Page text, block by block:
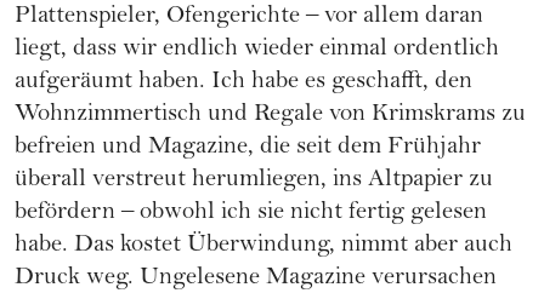
Plattenspieler, Ofengerichte – vor allem daran
liegt, dass wir endlich wieder einmal ordentlich
aufgeräumt haben. Ich habe es geschafft, den
Wohnzimmertisch und Regale von Krimskrams zu
befreien und Magazine, die seit dem Frühjahr
überall verstreut herumliegen, ins Altpapier zu
befördern – obwohl ich sie nicht fertig gelesen
habe. Das kostet Überwindung, nimmt aber auch
Druck weg. Ungelesene Magazine verursachen